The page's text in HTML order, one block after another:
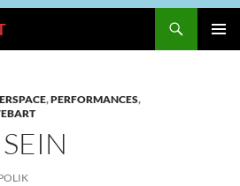
,PERFORMANCES,